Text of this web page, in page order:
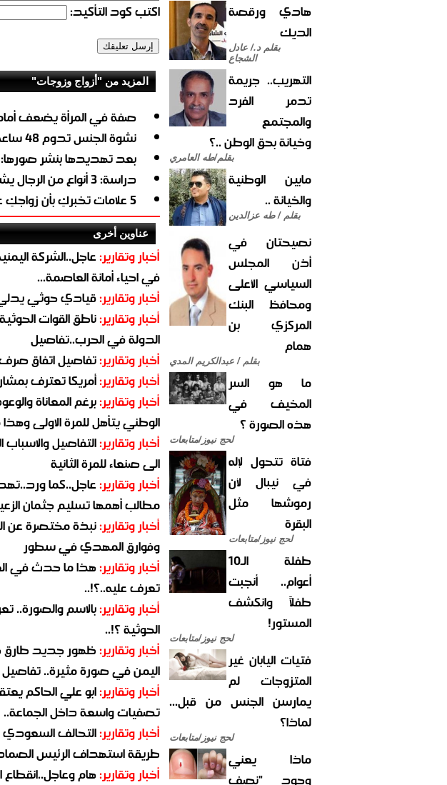
هادي ورقصة
الديك
بقلم د./ عادل
الشجاع
التهريب.. جريمة
تدمر الفرد
والمجتمع
وخيانة بحق الوطن ..؟
بقلم/طه العامري
مابين الوطنية
والخيانة ..
بقلم / طه عزالدين
نصيحتان في
أذن المجلس
السياسي الأعلى
ومحافظ البنك
المركزي بن
همام
بقلم / عبدالكريم المدي
ما هو السر
المخيف في
هذه الصورة ؟
لحج نيوز/متابعات
فتاة تتحول لإله
في نيبال لأن
رموشها مثل
البقرة
لحج نيوز/متابعات
طفلة الـ10
أعوام.. أنجبت
طفلاً وانكشف
المستور!
لحج نيوز/متابعات
فتيات اليابان غير
المتزوجات لم
يمارسن الجنس من قبل...
لماذا؟
لحج نيوز/متابعات
ماذا يعني
وجود "نصف
اكتب كود التأكيد:
المزيد من "أزواج وزوجات"
صفة في المرأة يضعف
نشوة الجنس تدوم 48 ساعة عند المرأة.. فماذا عن الرجل؟!..
بعد تهديدها بنشر
دراسة: 3 أنواع من الرجال يشعرون بالحاجة إلى الجنس بشكل مستمر
5 علامات تخبركِ بأن زواجكِ على وشك الانهيار
عناوين أخرى
أخبار وتقارير:
في احياء أمانة العاصمة...
أخبار وتقارير:قيادي حوثي يدلي
أخبار وتقارير:ناطق القوات
الدولة في الحرب..تفاصيل
أخبار وتقارير:تفاصيل اتفاق
أخبار وتقارير:أمريكا تعترف
أخبار وتقارير:برغم المعاناة
الوطني يتأهل للمرة الاولى
أخبار وتقارير:التفاصيل
الى صنعاء للمرة الثانية
أخبار وتقارير:عاجل..كما
مطالب أهمها تسليم جثمان
أخبار وتقارير:نبذة مختصرة عن
وفوارق المهدي في سطور
أخبار وتقارير:هذا ما حدث في
تعرف عليه..؟!..
أخبار وتقارير:بالاسم والصورة..
الحوثية ؟!..
أخبار وتقارير:ظهور جديد طارق
اليمن في صورة مثيرة..
أخبار وتقارير:ابو علي الحاكم
تصفيات واسعة داخل الجماعة..
أخبار وتقارير:التحالف
طريقة استهداف الرئيس
أخبار وتقارير:هام